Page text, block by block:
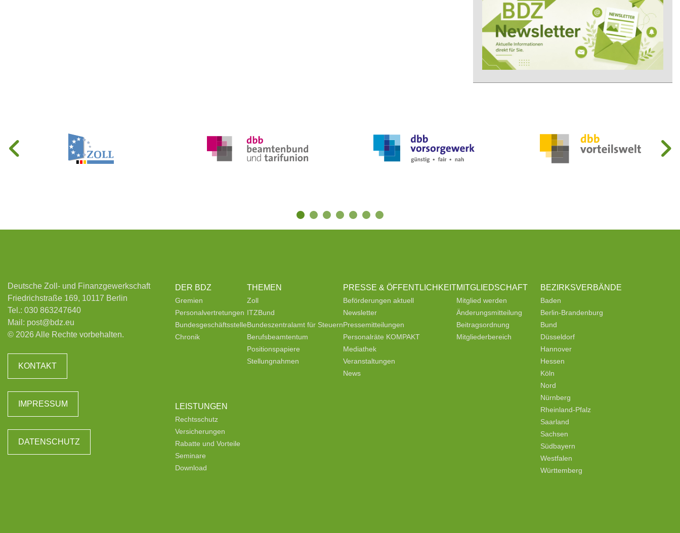
Deutsche Zoll- und Finanzgewerkschaft
Friedrichstraße 169, 10117 Berlin
Tel.: 030 863247640
Mail: post@bdz.eu
© 2026 Alle Rechte vorbehalten.
KONTAKT
IMPRESSUM
DATENSCHUTZ
DER BDZ
Gremien
Personalvertretungen
Bundesgeschäftsstelle
Chronik
THEMEN
Zoll
ITZBund
Bundeszentralamt für Steuern
Berufsbeamtentum
Positionspapiere
Stellungnahmen
PRESSE & ÖFFENTLICHKEIT
Beförderungen aktuell
Newsletter
Pressemitteilungen
Personalräte KOMPAKT
Mediathek
Veranstaltungen
News
MITGLIEDSCHAFT
Mitglied werden
Änderungsmitteilung
Beitragsordnung
Mitgliederbereich
LEISTUNGEN
Rechtsschutz
Versicherungen
Rabatte und Vorteile
Seminare
Download
BEZIRKSVERBÄNDE
Baden
Berlin-Brandenburg
Bund
Düsseldorf
Hannover
Hessen
Köln
Nord
Nürnberg
Rheinland-Pfalz
Saarland
Sachsen
Südbayern
Westfalen
Württemberg